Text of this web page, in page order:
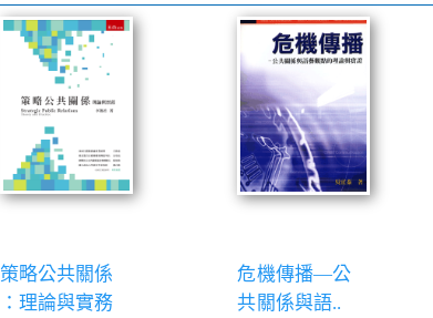
策略公共關係
：理論與實務
危機傳播—公
共關係與語..